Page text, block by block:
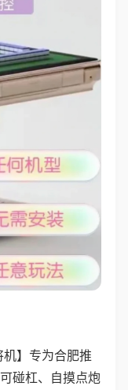
机】专为合肥推
碰杠、自摸点炮